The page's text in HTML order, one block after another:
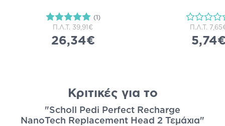
(1)
Π.Λ.Τ. 39,91€
26,34€
Π.Λ.Τ.
Κριτικές για το
"Scholl Pedi Perfect Recharge
NanoTech Replacement Head 2 Τεμάχια"